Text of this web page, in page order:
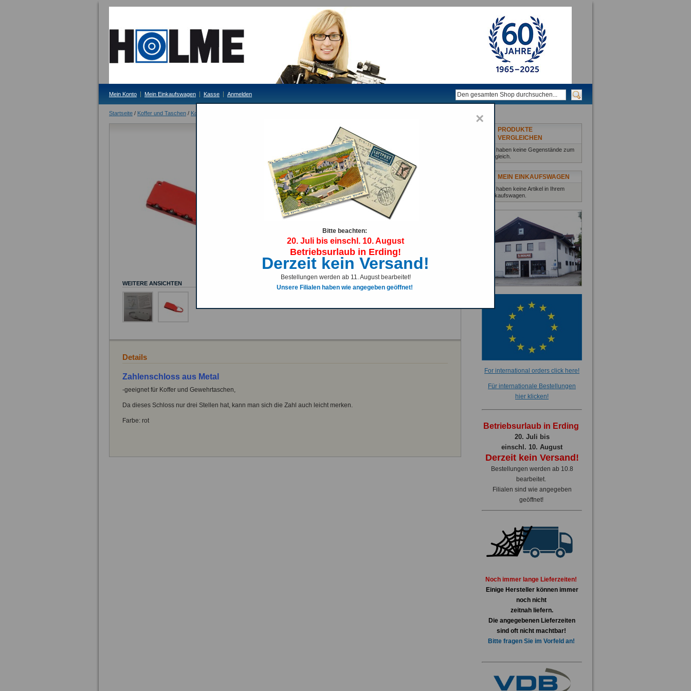
Mein Konto Mein Einkaufswagen Kasse Anmelden
Startseite / Koffer und Taschen / Koffer
Kofferschloss aus Metall
Lieferzeit: 3-4 Tage
4,90 €
Inkl. 19% MwSt.
Anzahl: In den Warenkorb
Seite drucken
Schnellübersicht
Gewehrtaschen (und auch Messertransporttaschen) vor dem
unmittelbaren Zugriff gesichert werden müssen!
WEITERE ANSICHTEN
Details
Zahlenschloss aus Metal
-geeignet für Koffer und Gewehrtaschen,
Da dieses Schloss nur drei Stellen hat, kann man sich die Zahl auch leicht merken.
Farbe: rot
PRODUKTE
VERGLEICHEN
Sie haben keine Gegenstände zum
Vergleich.
MEIN EINKAUFSWAGEN
Sie haben keine Artikel in Ihrem
Einkaufswagen.
For international orders click here!
Für internationale Bestellungen
hier klicken!
Betriebsurlaub in Erding
20. Juli bis
einschl. 10. August
Derzeit kein Versand!
Bestellungen werden ab 10.8
bearbeitet.
Filialen sind wie angegeben
geöffnet!
Noch immer lange Lieferzeiten!
Einige Hersteller können immer
noch nicht
zeitnah liefern.
Die angegebenen Lieferzeiten
sind oft nicht machtbar!
Bitte fragen Sie im Vorfeld an!
×
Bitte beachten:
20. Juli bis einschl. 10. August
Betriebsurlaub in Erding!
Derzeit kein Versand!
Bestellungen werden ab 11. August bearbeitet!
Unsere Filialen haben wie angegeben geöffnet!